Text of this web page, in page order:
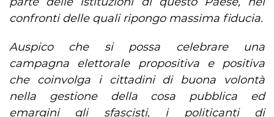
confronti delle quali ripongo massima fiducia.
Auspico che si possa celebrare una
campagna elettorale propositiva e positiva
che coinvolga i cittadini di buona volontà
nella gestione della cosa pubblica ed
emargini gli sfascisti, i politicanti di